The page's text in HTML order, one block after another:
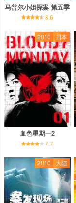
马普尔小姐探案 第五季
8.6
2010 日本
血色星期一2
7.7
2010 大陆